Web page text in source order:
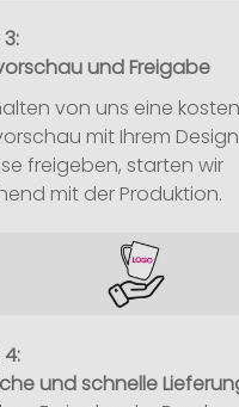
und Freigabe
von uns eine
mit Ihrem
freigeben, starten wir
mit der Produktion.
und schnelle